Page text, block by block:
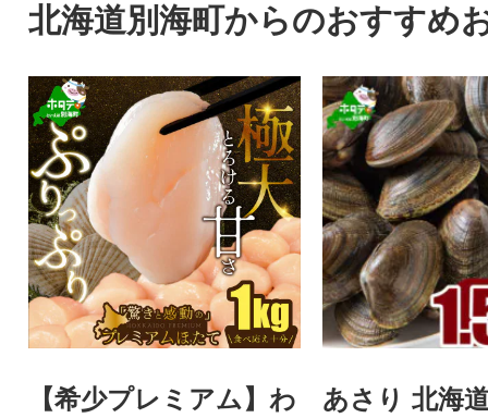
北海道別海町からのおすすめ
【希少プレミアム】わ
あさり 北海